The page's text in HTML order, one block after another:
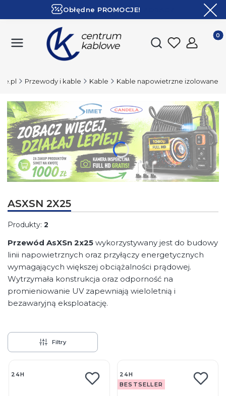
Obłędne PROMOCJE!
Otwórz
Przewody i kable Kable Kable napowietrzne izolowane
ASXSN 2X25
Produkty: 2
Przewód AsXSn 2x25 wykorzystywany jest do budowy
linii napowietrznych oraz przyłączy energetycznych
wymagających większej obciążalności prądowej.
Wytrzymała konstrukcja oraz odporność na
promieniowanie UV zapewniają wieloletnią i
bezawaryjną eksploatację.
Filtry
24H
24H
BESTSELLER